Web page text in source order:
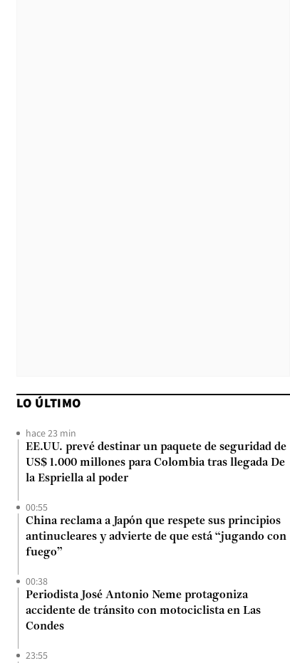
LO ÚLTIMO
hace 23 min
EE.UU. prevé destinar un paquete de seguridad de
US$ 1.000 millones para Colombia tras llegada De
la Espriella al poder
00:55
China reclama a Japón que respete sus principios
antinucleares y advierte de que está “jugando con
fuego”
00:38
Periodista José Antonio Neme protagoniza
accidente de tránsito con motociclista en Las
Condes
23:55